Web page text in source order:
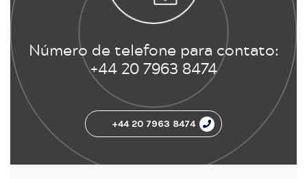
Número de telefone para contato:
+44 20 7963 8474
+44 20 7963 8474